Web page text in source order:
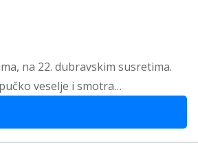
na 22. dubravskim susretima.
veselje i smotra…